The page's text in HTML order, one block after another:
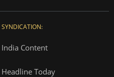
SYNDICATION:
India Content
Headline Today